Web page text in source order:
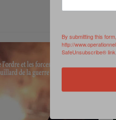
By submitting this
http://
SafeUnsubscribe®